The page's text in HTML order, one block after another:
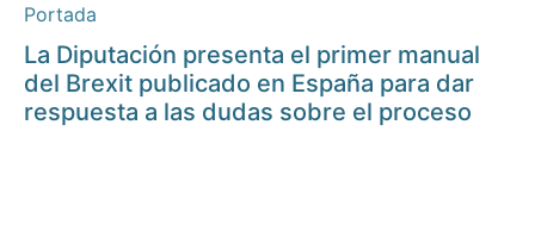
Portada
La Diputación presenta el primer manual
del Brexit publicado en España para dar
respuesta a las dudas sobre el proceso